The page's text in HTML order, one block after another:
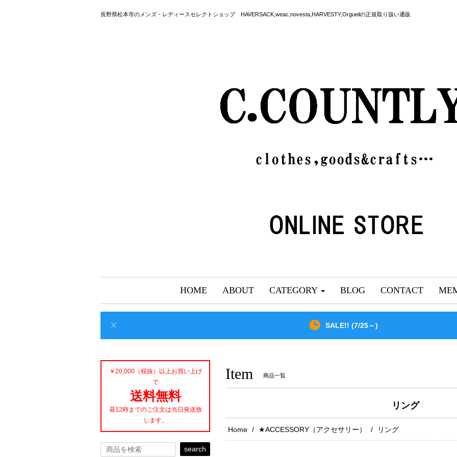
長野県松本市のメンズ・レディースセレクトショップ HAVERSACK,weac,novesta,HARVESTY,Orgueilの正規取り扱い通販
HOME ABOUT CATEGORY BLOG CONTACT
SALE!! (7/25～)
Item 商品一覧
リング
Home ★ACCESSORY（アクセサリー） リング
￥20,000（税抜）以上お買い上げ
で
送料無料
昼12時までのご注文は当日発送致
します。
search